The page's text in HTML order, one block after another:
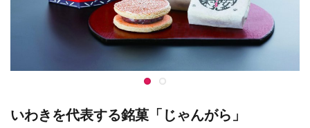
いわきを代表する銘菓「じゃんがら」